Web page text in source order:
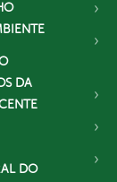
DA
DO